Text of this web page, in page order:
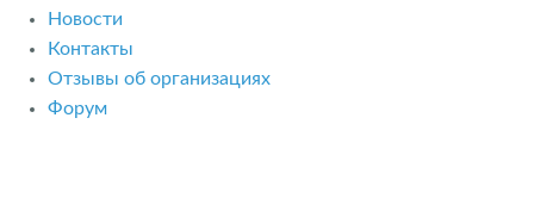
Новости
Контакты
Отзывы об организациях
Форум